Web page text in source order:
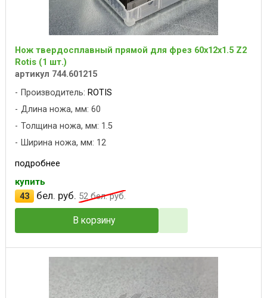
Нож твердосплавный прямой для фрез 60x12x1.5 Z2
Rotis (1 шт.)
артикул 744.601215
Производитель: ROTIS
Длина ножа, мм: 60
Толщина ножа, мм: 1.5
Ширина ножа, мм: 12
подробнее
купить
43
бел. руб. 52бел. руб.
В корзину